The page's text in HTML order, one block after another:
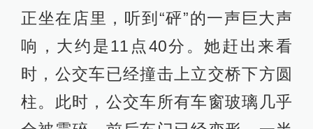
正坐在店里，听到“砰”的一声巨大声
响，大约是11点40分。她赶出来看
时，公交车已经撞击上立交桥下方圆
柱。此时，公交车所有车窗玻璃几乎